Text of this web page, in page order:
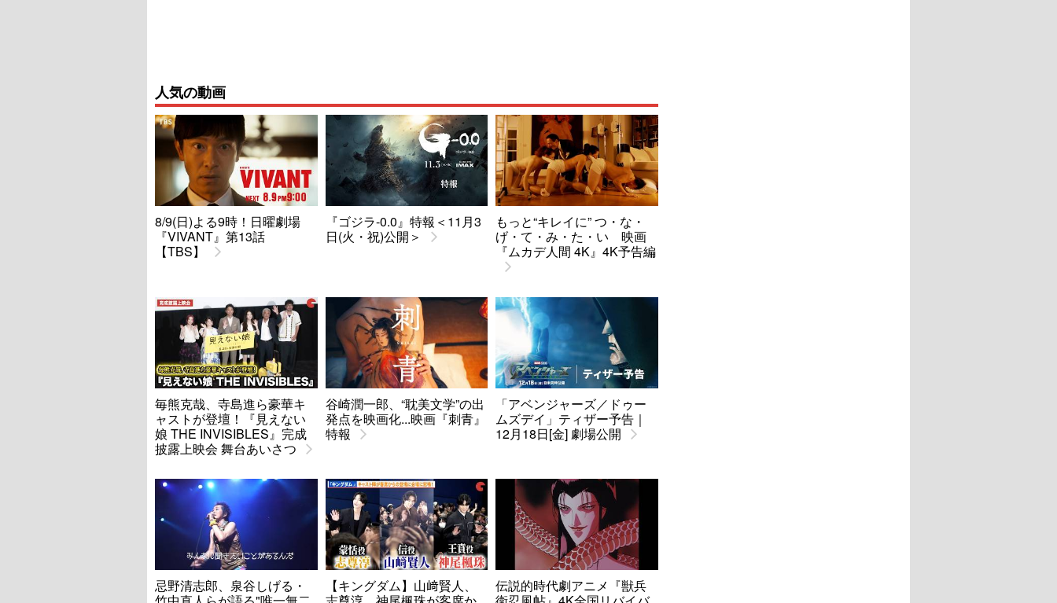
人気の動画
8/9(日)よる9時！日曜劇場
『VIVANT』第13話
【TBS】
『ゴジラ-0.0』特報＜11月3
日(火・祝)公開＞
もっと“キレイに” つ・な・
げ・て・み・た・い 映画
『ムカデ人間 4K』4K予告編
毎熊克哉、寺島進ら豪華キ
ャストが登壇！『見えない
娘 THE INVISIBLES』完成
披露上映会 舞台あいさつ
谷崎潤一郎、“耽美文学”の出
発点を映画化...映画『刺青』
特報
「アベンジャーズ／ドゥー
ムズデイ」ティザー予告｜
12月18日[金] 劇場公開
忌野清志郎、泉谷しげる・
【キングダム】山﨑賢人、
伝説的時代劇アニメ『獣兵